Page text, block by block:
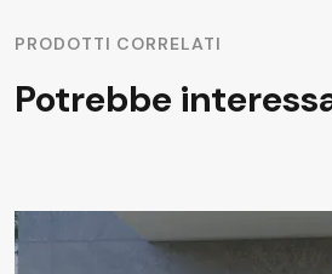
PRODOTTI CORRELATI
Potrebbe